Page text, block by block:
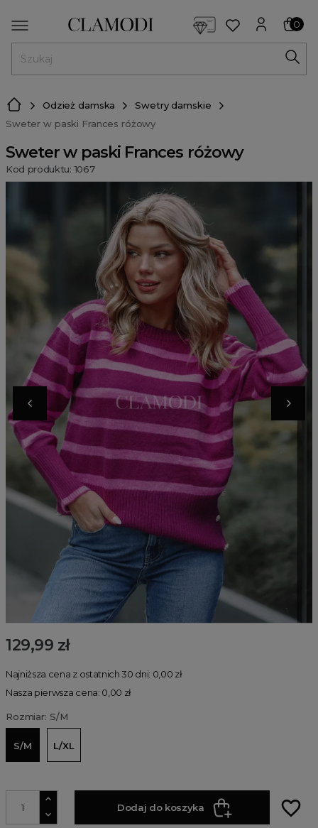
0
Odzież damska
Swetry damskie
Sweter w paski Frances różowy
Sweter w paski Frances różowy
Kod produktu: 1067
129,99 zł
Najniższa cena z ostatnich 30 dni: 0,00 zł
Nasza pierwsza cena: 0,00 zł
Rozmiar: S/M
S/M L/XL
Dodaj do koszyka favorite_border